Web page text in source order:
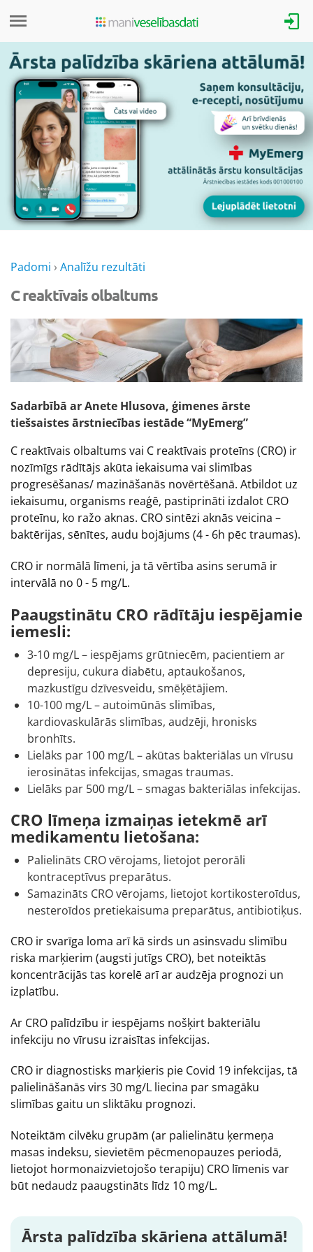
Padomi › Analīžu rezultāti
C reaktīvais olbaltums
Sadarbībā ar Anete Hlusova, ģimenes ārste
tiešsaistes ārstniecības iestāde “MyEmerg”
C reaktīvais olbaltums vai C reaktīvais proteīns (CRO) ir
nozīmīgs rādītājs akūta iekaisuma vai slimības
progresēšanas/ mazināšanās novērtēšanā. Atbildot uz
iekaisumu, organisms reaģē, pastiprināti izdalot CRO
proteīnu, ko ražo aknas. CRO sintēzi aknās veicina –
baktērijas, sēnītes, audu bojājums (4 - 6h pēc traumas).
CRO ir normālā līmeni, ja tā vērtība asins serumā ir
intervālā no 0 - 5 mg/L.
Paaugstinātu CRO rādītāju iespējamie
iemesli:
3-10 mg/L – iespējams grūtniecēm, pacientiem ar
depresiju, cukura diabētu, aptaukošanos,
mazkustīgu dzīvesveidu, smēķētājiem.
10-100 mg/L – autoimūnās slimības,
kardiovaskulārās slimības, audzēji, hronisks
bronhīts.
Lielāks par 100 mg/L – akūtas bakteriālas un vīrusu
ierosinātas infekcijas, smagas traumas.
Lielāks par 500 mg/L – smagas bakteriālas infekcijas.
CRO līmeņa izmaiņas ietekmē arī
medikamentu lietošana:
Palielināts CRO vērojams, lietojot perorāli
kontraceptīvus preparātus.
Samazināts CRO vērojams, lietojot kortikosteroīdus,
nesteroīdos pretiekaisuma preparātus, antibiotiķus.
CRO ir svarīga loma arī kā sirds un asinsvadu slimību
riska marķierim (augsti jutīgs CRO), bet noteiktās
koncentrācijās tas korelē arī ar audzēja prognozi un
izplatību.
Ar CRO palīdzību ir iespējams nošķirt bakteriālu
infekciju no vīrusu izraisītas infekcijas.
CRO ir diagnostisks marķieris pie Covid 19 infekcijas, tā
palielināšanās virs 30 mg/L liecina par smagāku
slimības gaitu un sliktāku prognozi.
Noteiktām cilvēku grupām (ar palielinātu ķermeņa
masas indeksu, sievietēm pēcmenopauzes periodā,
lietojot hormonaizvietojošo terapiju) CRO līmenis var
būt nedaudz paaugstināts līdz 10 mg/L.
Ārsta palīdzība skāriena attālumā!